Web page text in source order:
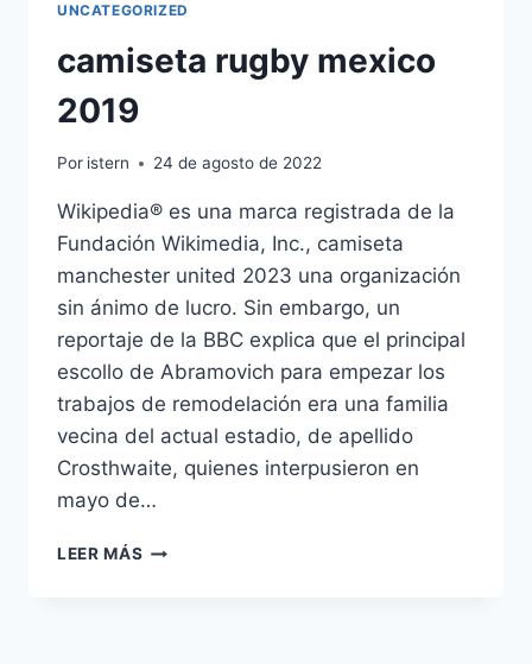
UNCATEGORIZED
camiseta rugby mexico
2019
Por istern 24 de agosto de 2022
Wikipedia® es una marca registrada de la
Fundación Wikimedia, Inc., camiseta
manchester united 2023 una organización
sin ánimo de lucro. Sin embargo, un
reportaje de la BBC explica que el principal
escollo de Abramovich para empezar los
trabajos de remodelación era una familia
vecina del actual estadio, de apellido
Crosthwaite, quienes interpusieron en
mayo de…
LEER MÁS CAMISETA